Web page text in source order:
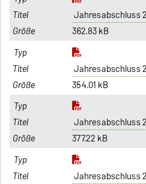
Jahresabschluss
362.83 kB
Jahresabschluss
354.01 kB
Jahresabschluss
377.22 kB
Jahresabschluss